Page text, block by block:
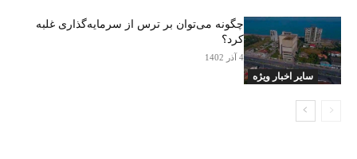
سایر اخبار ویژه
چگونه می‌توان بر ترس از سرمایه‌گذاری غلبه
کرد؟
4 آذر 1402